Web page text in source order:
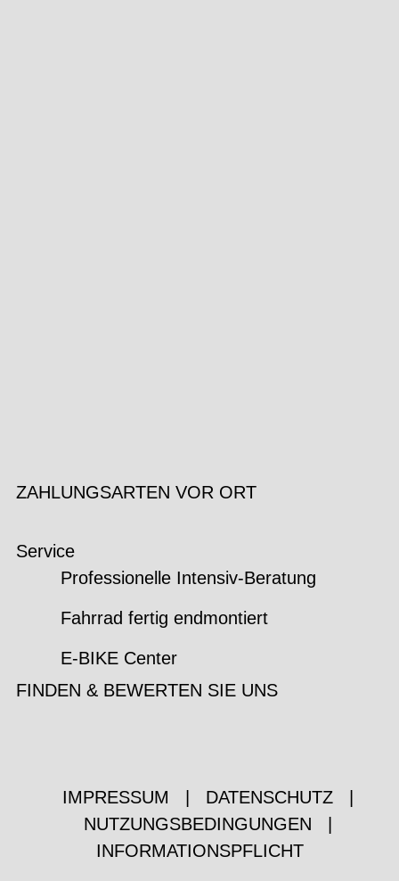
ZAHLUNGSARTEN VOR ORT
Service
Professionelle Intensiv-Beratung
Fahrrad fertig endmontiert
E-BIKE Center
FINDEN & BEWERTEN SIE UNS
IMPRESSUM DATENSCHUTZ
NUTZUNGSBEDINGUNGEN
INFORMATIONSPFLICHT